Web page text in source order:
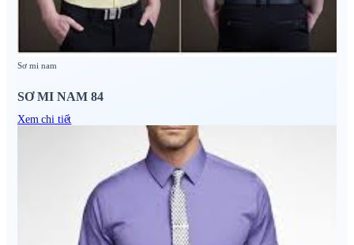
Sơ mi nam
SƠ MI NAM 84
Xem chi tiết